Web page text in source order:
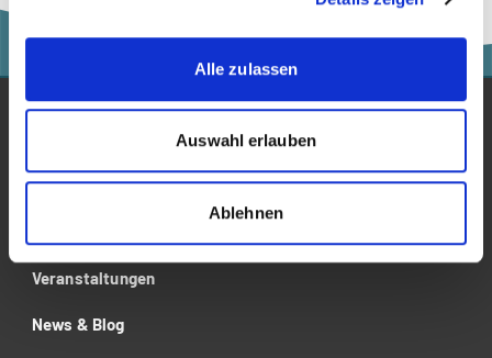
Alle zulassen
Auswahl erlauben
Ablehnen
Für Unternehmen
Veranstaltungen
News & Blog